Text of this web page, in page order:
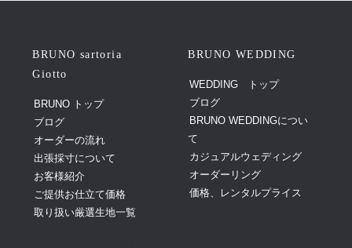
BRUNO sartoria
Giotto
BRUNO トップ
ブログ
オーダーの流れ
出張採寸について
お客様紹介
ご提供お仕立て価格
取り扱い厳選生地一覧
BRUNO WEDDING
WEDDING トップ
ブログ
BRUNO WEDDINGについ
て
カジュアルウェディング
オーダーリング
価格、レンタルプライス